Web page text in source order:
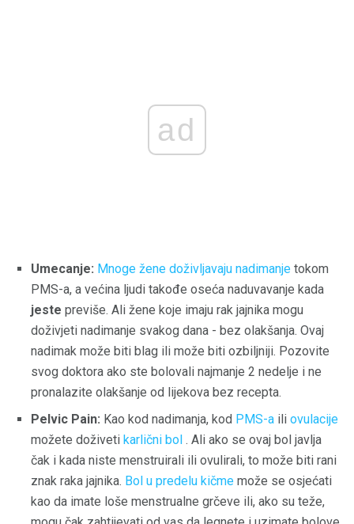
ad
Umecanje: Mnoge žene doživljavaju nadimanje tokom
PMS-a, a većina ljudi takođe oseća naduvavanje kada
jeste previše. Ali žene koje imaju rak jajnika mogu
doživjeti nadimanje svakog dana - bez olakšanja. Ovaj
nadimak može biti blag ili može biti ozbiljniji. Pozovite
svog doktora ako ste bolovali najmanje 2 nedelje i ne
pronalazite olakšanje od lijekova bez recepta.
Pelvic Pain: Kao kod nadimanja, kod PMS-a ili ovulacije
možete doživeti karlični bol . Ali ako se ovaj bol javlja
čak i kada niste menstruirali ili ovulirali, to može biti rani
znak raka jajnika. Bol u predelu kičme može se osjećati
kao da imate loše menstrualne grčeve ili, ako su teže,